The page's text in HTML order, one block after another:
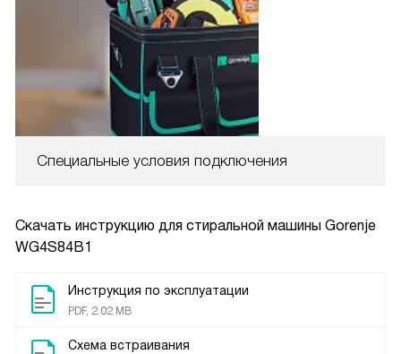
Специальные условия подключения
Скачать инструкцию для стиральной машины Gorenje
WG4S84B1
Инструкция по эксплуатации
PDF, 2.02 MB
Схема встраивания